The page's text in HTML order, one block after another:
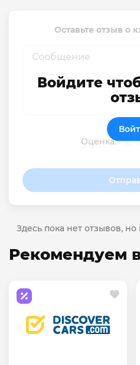
Оставьте отзыв о
Оценка:
Войдите
Здесь пока нет отзывов,
Рекомендуем